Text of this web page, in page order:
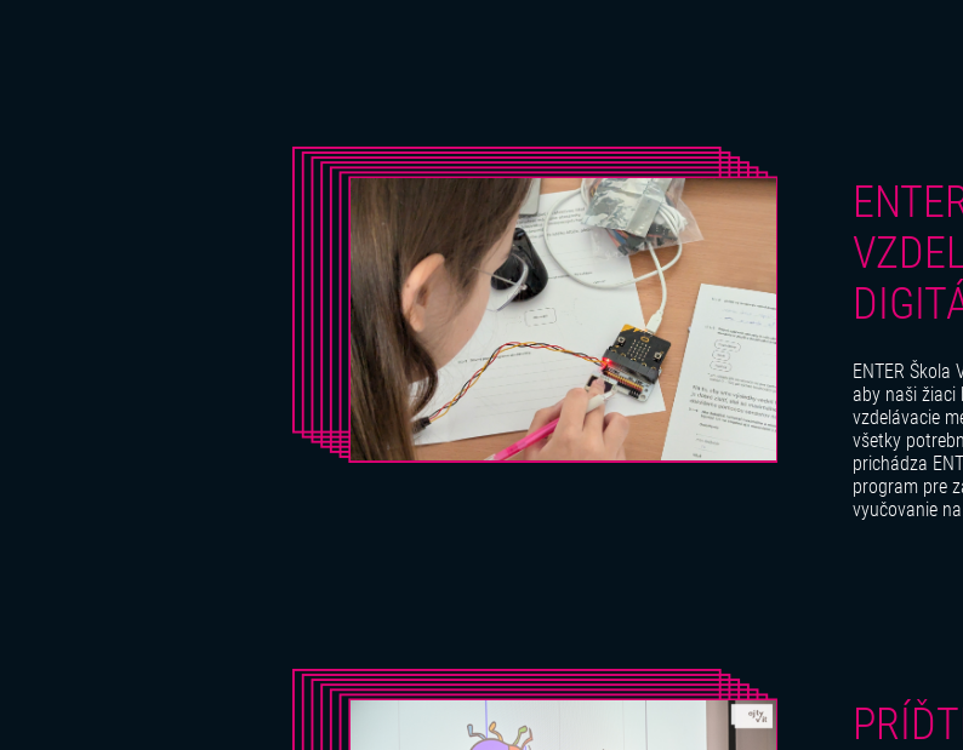
ENTER
aby naši žiaci
vzdelávacie
všetky
prichádza
program pre
vyučovanie